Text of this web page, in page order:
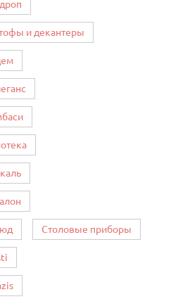
и декантеры
Столовые приборы